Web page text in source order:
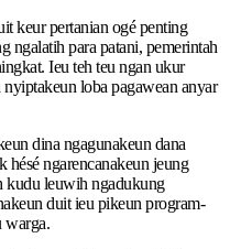
keur pertanian ogé penting
ngalatih para patani, pemerintah
Ieu teh teu ngan ukur
loba pagawean anyar
dina ngagunakeun dana
hésé ngarencanakeun jeung
kudu leuwih ngadukung
duit ieu pikeun program-
warga.